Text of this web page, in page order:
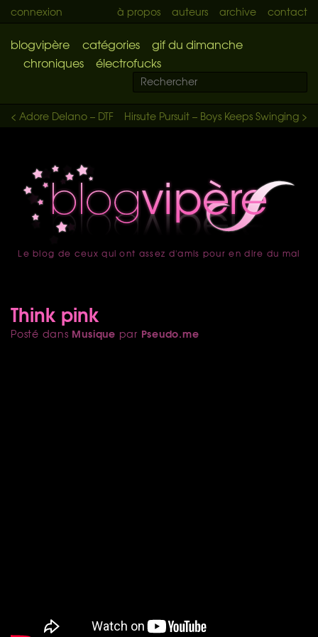
connexion à propos auteurs archive contact
blogvipère catégories
gif du dimanche
chroniques
électrofucks
Hirsute Pursuit – Boys Keeps Swinging >
< Adore Delano – DTF
accueil
Le blog de ceux qui ont assez d'amis pour en dire du mal
Think pink
Posté dans Musique par Pseudo.me